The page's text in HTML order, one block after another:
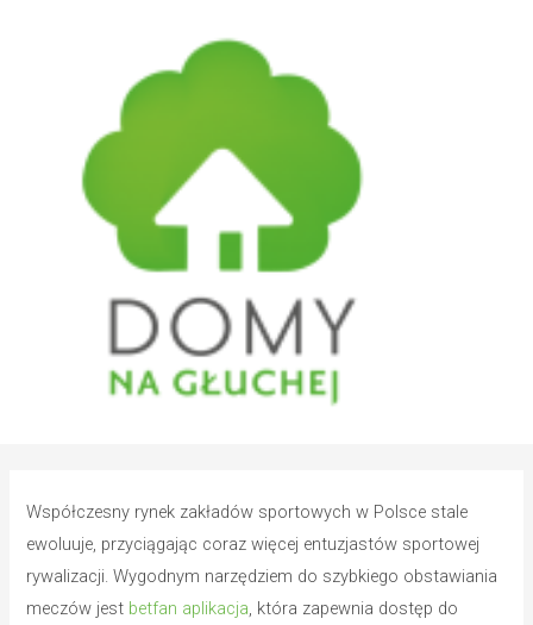
Współczesny rynek zakładów sportowych w Polsce stale
ewoluuje, przyciągając coraz więcej entuzjastów sportowej
rywalizacji. Wygodnym narzędziem do szybkiego obstawiania
meczów jest betfan aplikacja , która zapewnia dostęp do